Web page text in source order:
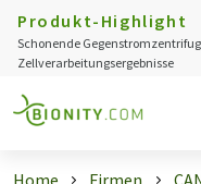
Produkt-Highlight
Schonende
Zellverarbeitungsergebnisse
Home Firmen